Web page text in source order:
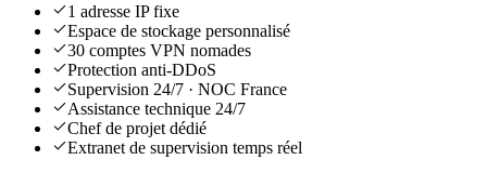
1 adresse IP fixe
Espace de stockage personnalisé
30 comptes VPN nomades
Protection anti-DDoS
Supervision 24/7 · NOC France
Assistance technique 24/7
Chef de projet dédié
Extranet de supervision temps réel